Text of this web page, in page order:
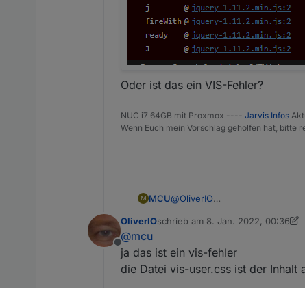
Oder ist das ein VIS-Fehler?
NUC i7 64GB mit Proxmox ---- Jarvis Infos
Wenn Euch mein Vorschlag geholfen hat, bitte
M MCU@OliverIO
Offline
OliverIOschrieb am 8. Jan. 2022, 00:36
zuletzt editiert von OliverIO1. Aug.
@mcu
ja das ist ein vis-fehler
die Datei vis-user.css ist der Inhalt